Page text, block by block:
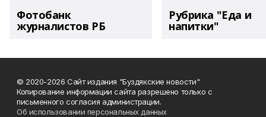
Фотобанк
журналистов РБ
Рубрика "Еда и
напитки"
© 2020-2026 Сайт издания "Буздякские новости"
Копирование информации сайта разрешено только с
письменного согласия администрации.
Об использовании персональных данных